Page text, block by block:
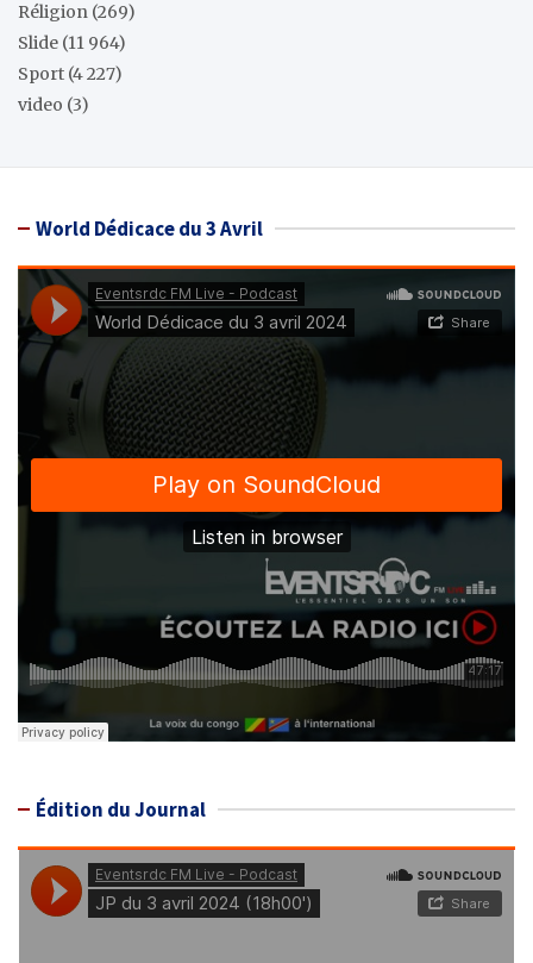
Réligion (269)
Slide (11 964)
Sport (4 227)
video (3)
World Dédicace du 3 Avril
Édition du Journal